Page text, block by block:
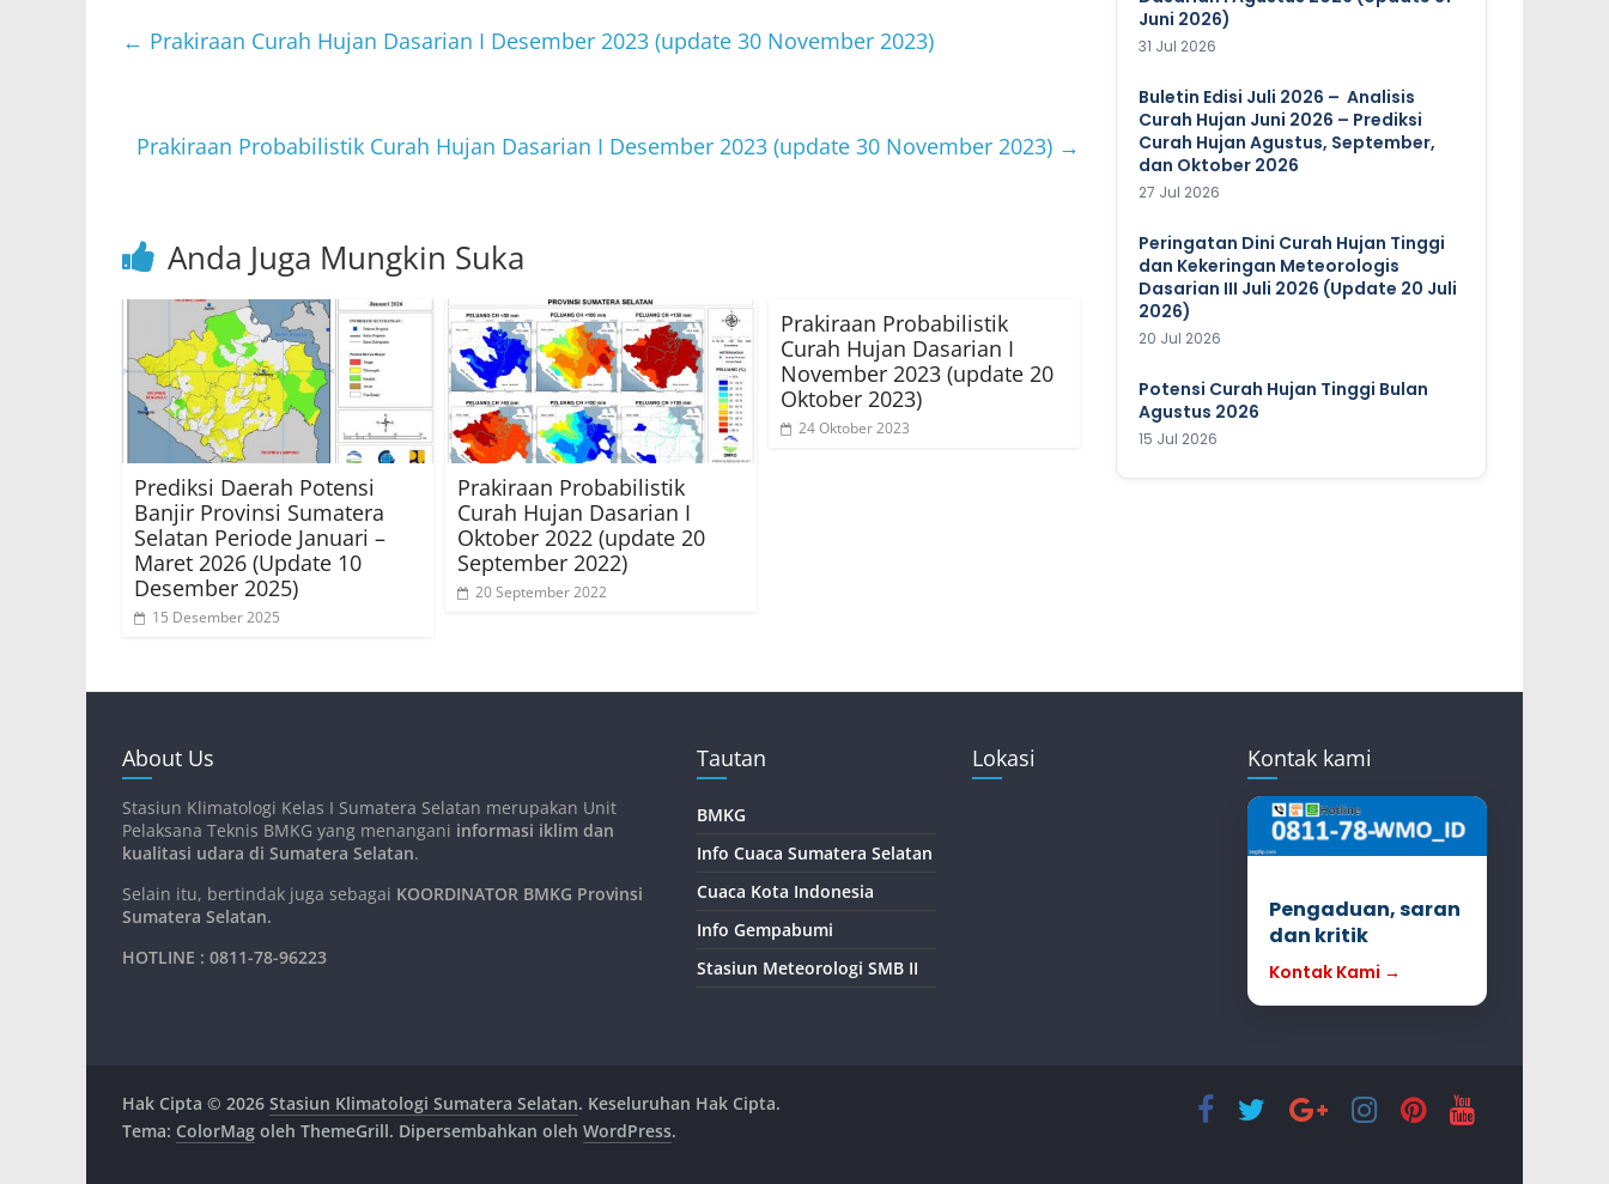
s
p
er e
o
l
← Prakiraan Curah Hujan Dasarian I Desember 2023 (update 30 November 2023)
Prakiraan Probabilistik Curah Hujan Dasarian I Desember 2023 (update 30 November 2023) →
Anda Juga Mungkin Suka
Prediksi Daerah Potensi
Banjir Provinsi Sumatera
Selatan Periode Januari –
Maret 2026 (Update 10
Desember 2025)
15 Desember 2025
Prakiraan Probabilistik
Curah Hujan Dasarian I
Oktober 2022 (update 20
September 2022)
20 September 2022
Prakiraan Probabilistik
Curah Hujan Dasarian I
November 2023 (update 20
Oktober 2023)
24 Oktober 2023
Juni 2026)
31 Jul 2026
Buletin Edisi Juli 2026 – Analisis
Curah Hujan Juni 2026 – Prediksi
Curah Hujan Agustus, September,
dan Oktober 2026
27 Jul 2026
Peringatan Dini Curah Hujan Tinggi
dan Kekeringan Meteorologis
Dasarian III Juli 2026 (Update 20 Juli
2026)
20 Jul 2026
Potensi Curah Hujan Tinggi Bulan
Agustus 2026
15 Jul 2026
About Us
Stasiun Klimatologi Kelas I Sumatera Selatan merupakan Unit
Pelaksana Teknis BMKG yang menangani informasi iklim dan
kualitasi udara di Sumatera Selatan.
Selain itu, bertindak juga sebagai KOORDINATOR BMKG Provinsi
Sumatera Selatan.
HOTLINE : 0811-78-96223
Tautan
BMKG
Info Cuaca Sumatera Selatan
Cuaca Kota Indonesia
Info Gempabumi
Stasiun Meteorologi SMB II
Lokasi Kontak kami
Pengaduan, saran
dan kritik
Kontak Kami →
Hak Cipta © 2026 Stasiun Klimatologi Sumatera Selatan. Keseluruhan Hak Cipta.
Tema: ColorMag oleh ThemeGrill. Dipersembahkan oleh WordPress.